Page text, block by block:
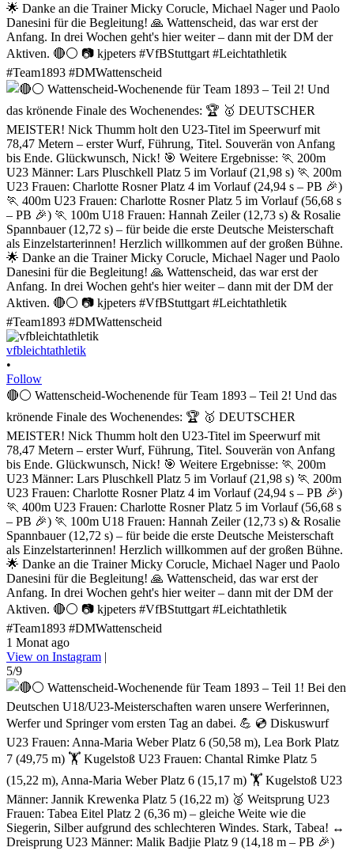
vfbleichtathletik
•
Follow
🔴⚪ Wattenscheid-Wochenende für Team 1893 – Teil 2! Und das
krönende Finale des Wochenendes: 🏆 🥇 DEUTSCHER
MEISTER! Nick Thumm holt den U23-Titel im Speerwurf mit
78,47 Metern – erster Wurf, Führung, Titel. Souverän von Anfang
bis Ende. Glückwunsch, Nick! 🎯 Weitere Ergebnisse: 🏃 200m
U23 Männer: Lars Pluschkell Platz 5 im Vorlauf (21,98 s) 🏃 200m
U23 Frauen: Charlotte Rosner Platz 4 im Vorlauf (24,94 s – PB 🎉)
🏃 400m U23 Frauen: Charlotte Rosner Platz 5 im Vorlauf (56,68 s
– PB 🎉) 🏃 100m U18 Frauen: Hannah Zeiler (12,73 s) & Rosalie
Spannbauer (12,72 s) – für beide die erste Deutsche Meisterschaft
als Einzelstarterinnen! Herzlich willkommen auf der großen Bühne.
🌟 Danke an die Trainer Micky Corucle, Michael Nager und Paolo
Danesini für die Begleitung! 🙏 Wattenscheid, das war erst der
Anfang. In drei Wochen geht's hier weiter – dann mit der DM der
Aktiven. 🔴⚪ 📷 kjpeters #VfBStuttgart #Leichtathletik
#Team1893 #DMWattenscheid
1 Monat ago
View on Instagram |
5/9